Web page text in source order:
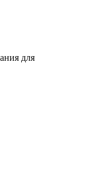
для